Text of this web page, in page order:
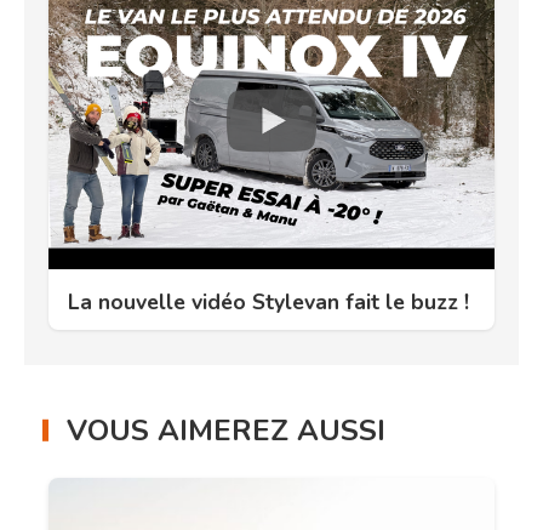
La nouvelle vidéo Stylevan fait le buzz !
VOUS AIMEREZ AUSSI